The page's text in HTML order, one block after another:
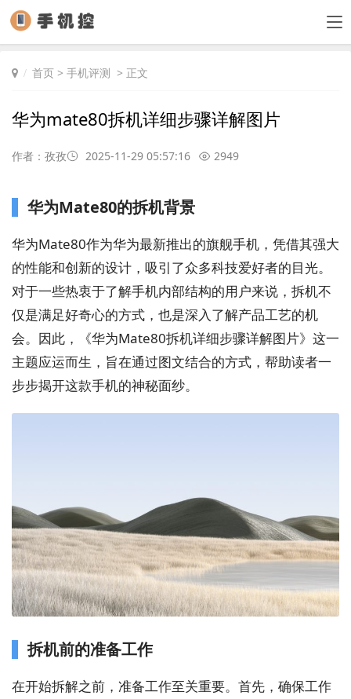
首页 > 手机评测 > 正文
华为mate80拆机详细步骤详解图片
作者：孜孜 2025-11-29 05:57:16 2949
华为Mate80的拆机背景
华为Mate80作为华为最新推出的旗舰手机，凭借其强大
的性能和创新的设计，吸引了众多科技爱好者的目光。
对于一些热衷于了解手机内部结构的用户来说，拆机不
仅是满足好奇心的方式，也是深入了解产品工艺的机
会。因此，《华为Mate80拆机详细步骤详解图片》这一
主题应运而生，旨在通过图文结合的方式，帮助读者一
步步揭开这款手机的神秘面纱。
拆机前的准备工作
在开始拆解之前，准备工作至关重要。首先，确保工作